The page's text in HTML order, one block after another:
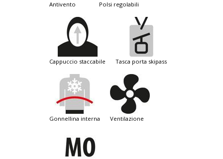
antivento polsi regolabili
cappuccio staccabile tasca porta skipass
gonnellina interna ventilazione